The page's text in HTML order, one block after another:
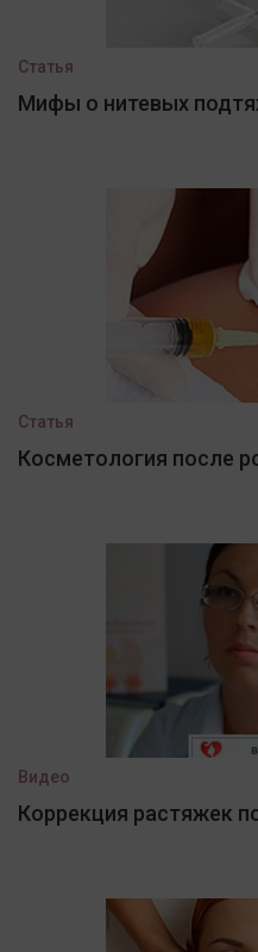
Статья
Мифы о нитевых
Статья
Косметология после
Видео
Коррекция растяжек